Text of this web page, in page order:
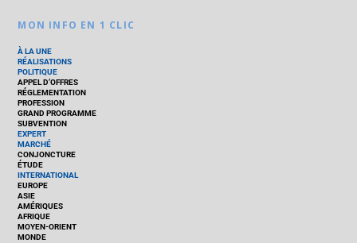
MON INFO EN 1 CLIC
À LA UNE
RÉALISATIONS
POLITIQUE
APPEL D’OFFRES
RÉGLEMENTATION
PROFESSION
GRAND PROGRAMME
SUBVENTION
EXPERT
MARCHÉ
CONJONCTURE
ÉTUDE
INTERNATIONAL
EUROPE
ASIE
AMÉRIQUES
AFRIQUE
MOYEN-ORIENT
MONDE